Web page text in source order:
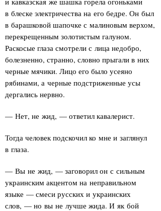
в блеске электричества на его бедре. Он был
в барашковой шапочке с малиновым верхом,
перекрещенным золотистым галуном.
Раскосые глаза смотрели с лица недобро,
болезненно, странно, словно прыгали в них
черные мячики. Лицо его было усеяно
рябинами, а черные подстриженные усы
дергались нервно.
— Нет, не жид, — ответил кавалерист.
Тогда человек подскочил ко мне и заглянул
в глаза.
— Вы не жид, — заговорил он с сильным
украинским акцентом на неправильном
языке — смеси русских и украинских
слов, — но вы не лучше жида. И як бой